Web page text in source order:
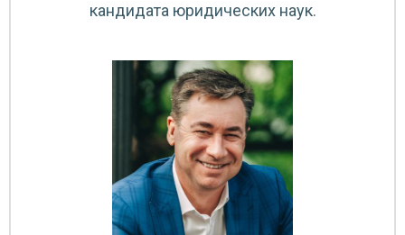
кандидата юридических наук.